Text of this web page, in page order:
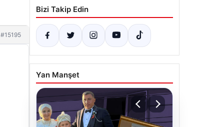
#15195
Bizi Takip Edin
Yan Manşet